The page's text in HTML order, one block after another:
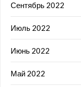
Сентябрь 2022
Июль 2022
Июнь 2022
Май 2022